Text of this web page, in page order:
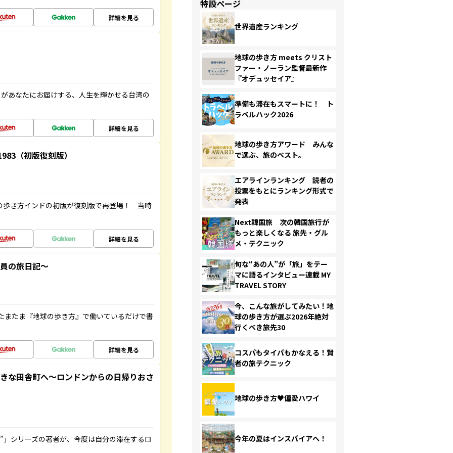
詳細を見る
あなたにお届けする、人生を輝かせる台湾の
詳細を見る
（初版復刻版）
歩き方インドの初版が復刻版で再登場！ 当時
詳細を見る
の旅日記～
たま『地球の歩き方』で働いているだけで書
詳細を見る
な田舎町へ～ロンドンからの日帰りおさ
シリーズの著者が、今度は自分の滞在するロ
特設ページ
世界遺産ランキング
地球の歩き方 meets クリスト
ファー・ノーラン監督最新作
『オデュッセイア』
準備も滞在もスマートに！ ト
ラベルハック2026
地球の歩き方アワード みんな
で選ぶ、旅のベスト。
エアラインランキング 読者の
投票をもとにランキング形式で
発表
Next韓国旅 次の韓国旅行が
もっと楽しくなる 旅先・グル
メ・テクニック
旬な“あの人”が「旅」をテー
マに語るインタビュー連載 MY
TRAVEL STORY
今、こんな旅がしてみたい！地
球の歩き方が選ぶ2026年絶対
行くべき旅先30
コスパもタイパもかなえる！賢
者の旅テクニック
地球の歩き方♥偏愛ハワイ
今年の夏はインスパイアへ！